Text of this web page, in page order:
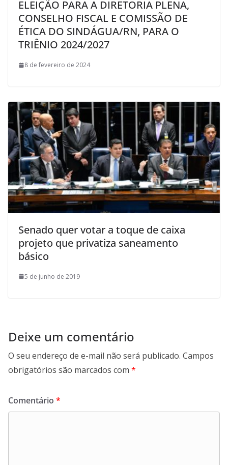
ELEIÇÃO PARA A DIRETORIA PLENA,
CONSELHO FISCAL E COMISSÃO DE
ÉTICA DO SINDÁGUA/RN, PARA O
TRIÊNIO 2024/2027
8 de fevereiro de 2024
Senado quer votar a toque de caixa
projeto que privatiza saneamento
básico
5 de junho de 2019
Deixe um comentário
O seu endereço de e-mail não será publicado. Campos
obrigatórios são marcados com *
Comentário *